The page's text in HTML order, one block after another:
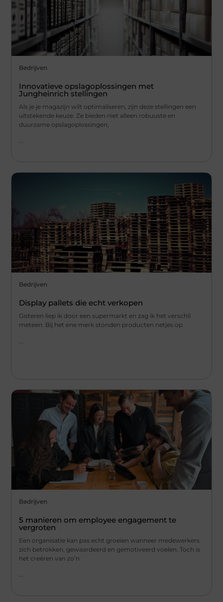
Bedrijven
Innovatieve opslagoplossingen met
Jungheinrich stellingen
Als je je magazijn wilt optimaliseren, zijn deze stellingen een
uitstekende keuze. Ze bieden niet alleen robuuste en
duurzame opslagoplossingen,
...
Bedrijven
Display pallets die echt verkopen
Gisteren liep ik door een supermarkt en zag ik het verschil
meteen. Bij het ene merk stonden producten netjes op
Bedrijven
5 manieren om employee engagement te
vergroten
Een organisatie kan pas echt groeien wanneer medewerkers
zich betrokken, gewaardeerd en gemotiveerd voelen. Toch is
het creëren van zo’n
...